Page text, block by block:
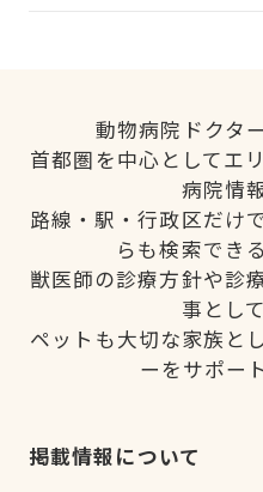
動物病院ドクタ
首都圏を中心としてエ
病院情
路線・駅・行政区だけ
らも検索でき
獣医師の診療方針や診
事とし
ペットも大切な家族と
ーをサポー
掲載情報について